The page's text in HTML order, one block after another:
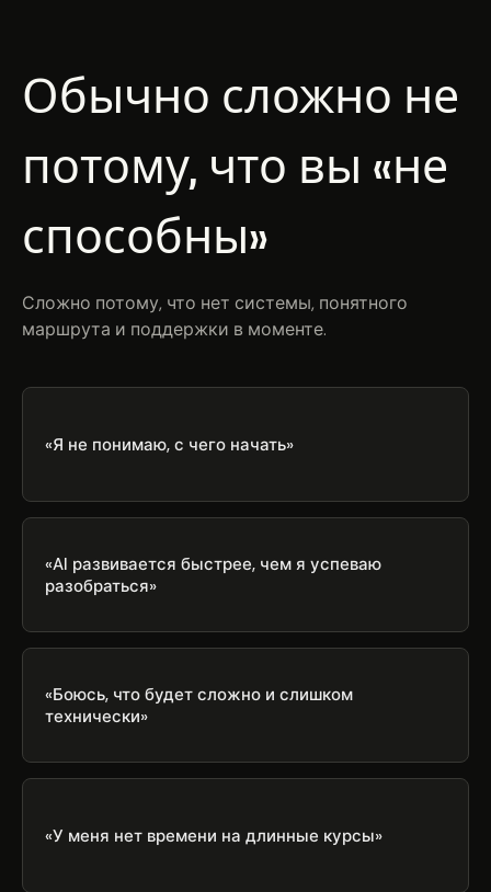
Обычно сложно не
потому, что вы «не
способны»
Сложно потому, что нет системы, понятного
маршрута и поддержки в моменте.
«Я не понимаю, с чего начать»
«AI развивается быстрее, чем я успеваю
разобраться»
«Боюсь, что будет сложно и слишком
технически»
«У меня нет времени на длинные курсы»